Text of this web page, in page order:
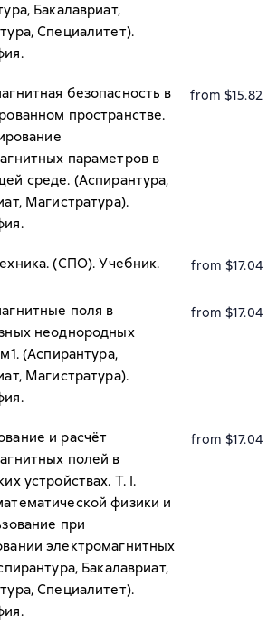
Бакалавриат,
Специалитет).
безопасность в
пространстве.
параметров в
среде. (Аспирантура,
Магистратура).
from $15.82
(СПО). Учебник. from $17.04
поля в
неоднородных
(Аспирантура,
Магистратура).
from $17.04
и расчёт
полей в
устройствах. Т. I.
физики и
при
электромагнитных
Бакалавриат,
Специалитет).
from $17.04